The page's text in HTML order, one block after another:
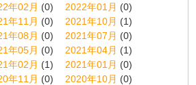
年02月 (0) 2022年01月 (0)
年11月 (0) 2021年10月 (1)
年08月 (0) 2021年07月 (0)
年05月 (0) 2021年04月 (1)
年02月 (1) 2021年01月 (0)
年11月 (0) 2020年10月 (0)